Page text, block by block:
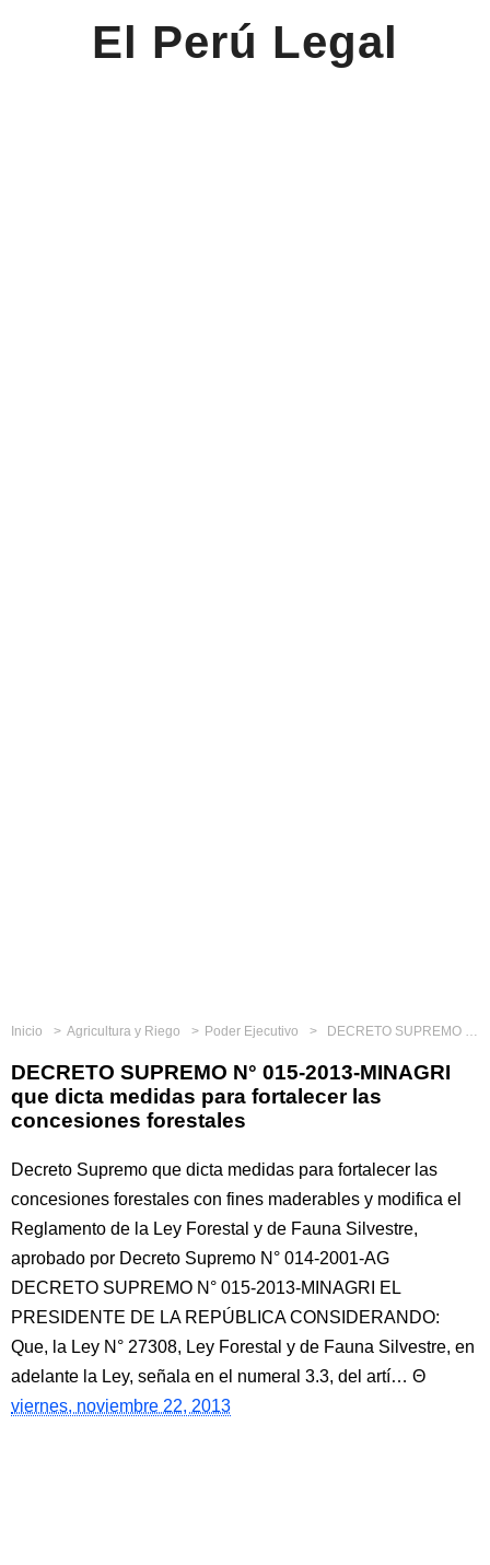
El Perú Legal
Inicio Agricultura y Riego Poder Ejecutivo DECRETO SUPREMO N° 015-2013-MINAGRI que dicta medidas para fortalecer las concesiones forestales
DECRETO SUPREMO N° 015-2013-MINAGRI
que dicta medidas para fortalecer las
concesiones forestales
Decreto Supremo que dicta medidas para fortalecer las
concesiones forestales con fines maderables y modifica el
Reglamento de la Ley Forestal y de Fauna Silvestre,
aprobado por Decreto Supremo N° 014-2001-AG
DECRETO SUPREMO N° 015-2013-MINAGRI EL
PRESIDENTE DE LA REPÚBLICA CONSIDERANDO:
Que, la Ley N° 27308, Ley Forestal y de Fauna Silvestre, en
adelante la Ley, señala en el numeral 3.3, del artí…
viernes, noviembre 22, 2013